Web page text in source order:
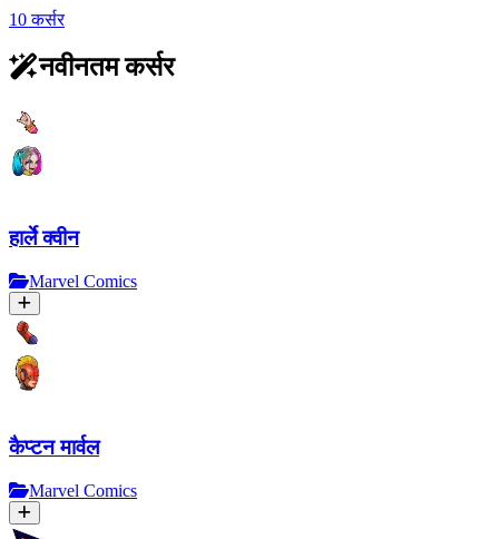
10 कर्सर
नवीनतम कर्सर
हार्ले क्वीन
Marvel Comics
कैप्टन मार्वल
Marvel Comics